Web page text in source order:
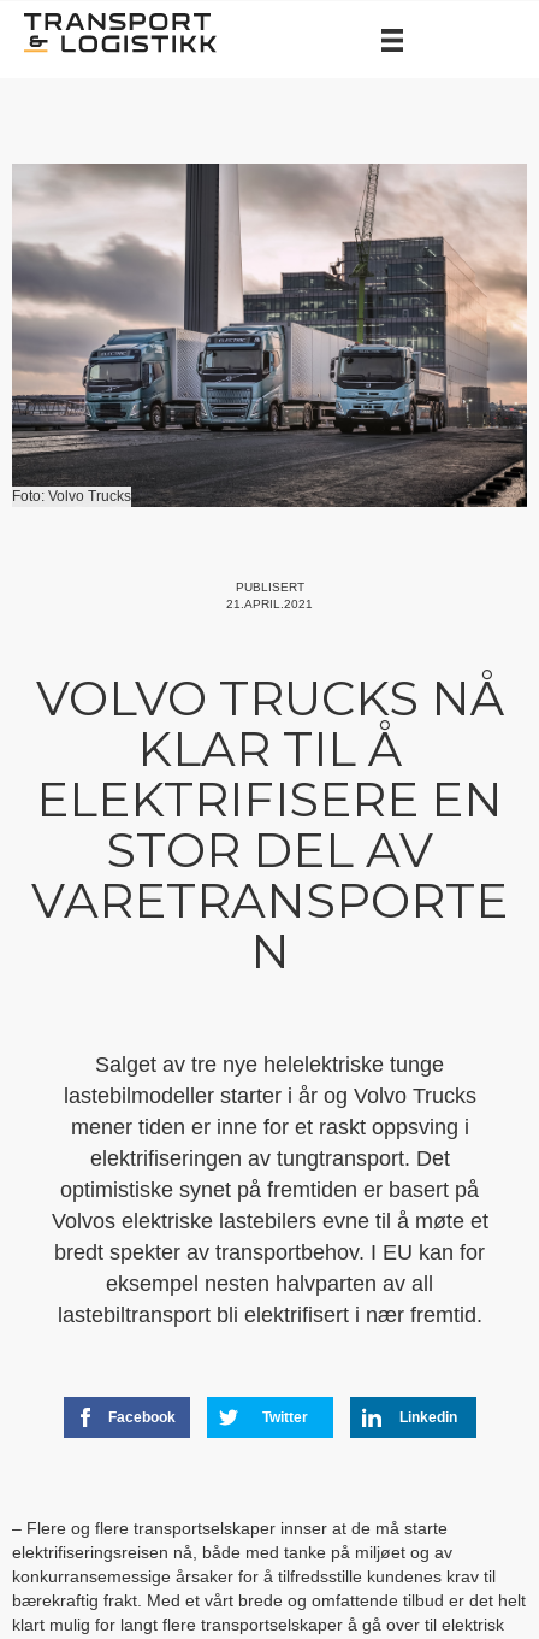
Foto: Volvo Trucks
PUBLISERT
21.APRIL.2021
VOLVO TRUCKS NÅ
KLAR TIL Å
ELEKTRIFISERE EN
STOR DEL AV
VARETRANSPORTE
N
Salget av tre nye helelektriske tunge
lastebilmodeller starter i år og Volvo Trucks
mener tiden er inne for et raskt oppsving i
elektrifiseringen av tungtransport. Det
optimistiske synet på fremtiden er basert på
Volvos elektriske lastebilers evne til å møte et
bredt spekter av transportbehov. I EU kan for
eksempel nesten halvparten av all
lastebiltransport bli elektrifisert i nær fremtid.
Facebook Twitter Linkedin
– Flere og flere transportselskaper innser at de må starte
elektrifiseringsreisen nå, både med tanke på miljøet og av
konkurransemessige årsaker for å tilfredsstille kundenes krav til
bærekraftig frakt. Med et vårt brede og omfattende tilbud er det helt
klart mulig for langt flere transportselskaper å gå over til elektrisk